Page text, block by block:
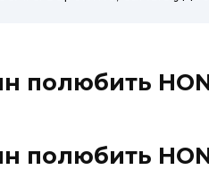
полюбить
полюбить